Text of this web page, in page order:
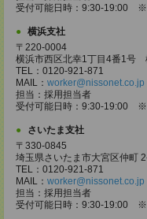
受付可能日時：9:30-19:00
横浜支社
〒220-0004
横浜市西区北幸1丁目4番1号
TEL：0120-921-871
MAIL： worker@nissonet.co.jp
担当：採用担当者
受付可能日時：9:30-19:00
さいたま支社
〒330-0845
埼玉県さいたま市大宮区仲町
TEL：0120-921-871
MAIL： worker@nissonet.co.jp
担当：採用担当者
受付可能日時：9:30-19:00